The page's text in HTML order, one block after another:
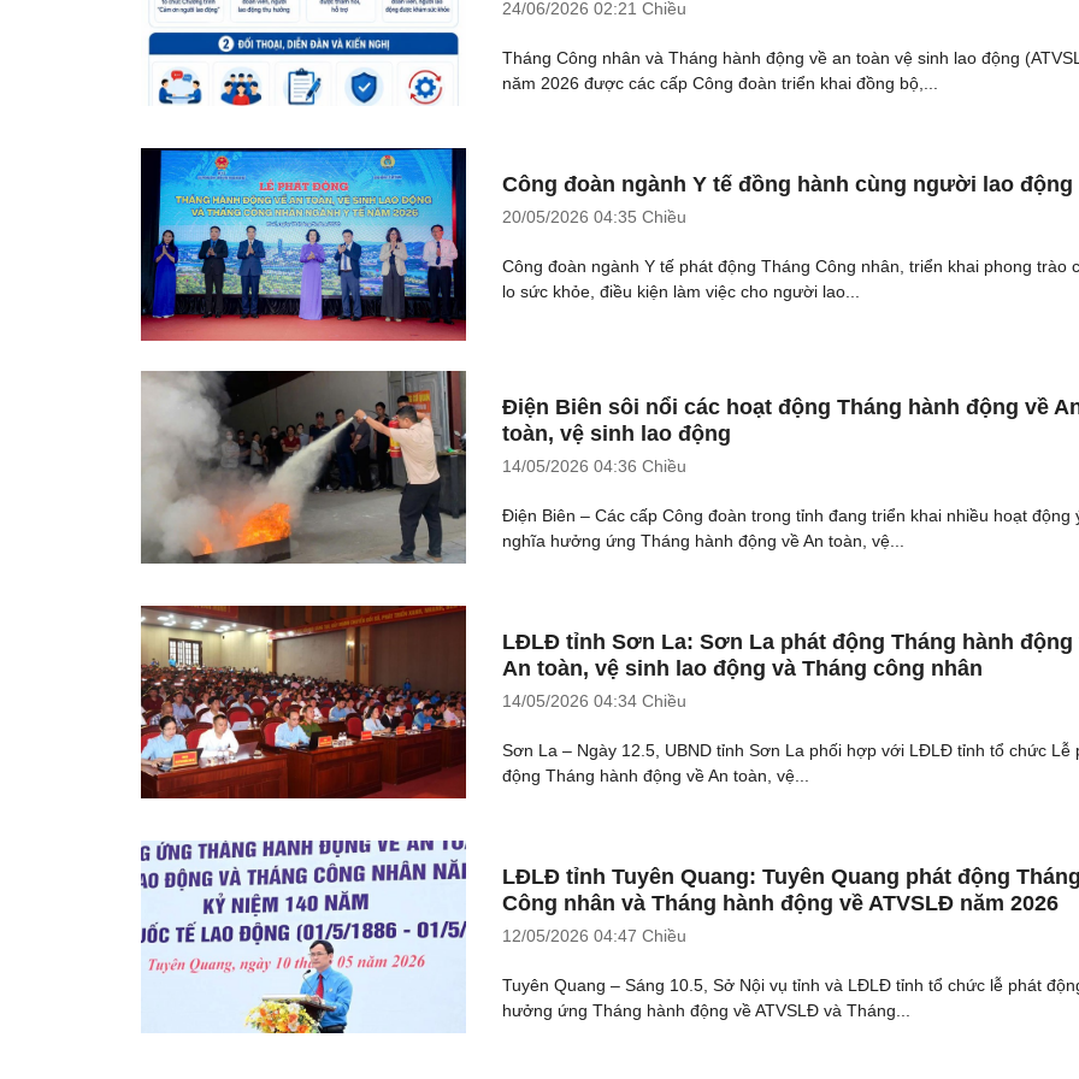
24/06/2026 02:21 Chiều
Tháng Công nhân và Tháng hành động về an toàn vệ sinh lao động
năm 2026 được các cấp Công đoàn triển khai đồng bộ,...
Công đoàn ngành Y tế đồng hành cùng người lao động
20/05/2026 04:35 Chiều
Công đoàn ngành Y tế phát động Tháng Công nhân, triển khai phong trào
lo sức khỏe, điều kiện làm việc cho người lao...
Điện Biên sôi nổi các hoạt động Tháng hành động về
toàn, vệ sinh lao động
14/05/2026 04:36 Chiều
Điện Biên – Các cấp Công đoàn trong tỉnh đang triển khai nhiều hoạt động
nghĩa hưởng ứng Tháng hành động về An toàn, vệ...
LĐLĐ tỉnh Sơn La: Sơn La phát động Tháng hành động
An toàn, vệ sinh lao động và Tháng công nhân
14/05/2026 04:34 Chiều
Sơn La – Ngày 12.5, UBND tỉnh Sơn La phối hợp với LĐLĐ tỉnh tổ chức Lễ
động Tháng hành động về An toàn, vệ...
LĐLĐ tỉnh Tuyên Quang: Tuyên Quang phát động Tháng
Công nhân và Tháng hành động về ATVSLĐ năm 2026
12/05/2026 04:47 Chiều
Tuyên Quang – Sáng 10.5, Sở Nội vụ tỉnh và LĐLĐ tỉnh tổ chức lễ phát
hưởng ứng Tháng hành động về ATVSLĐ và Tháng...